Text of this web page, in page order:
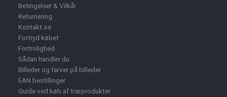
Betingelser & Vilkår
Returnering
Kontakt os
Fortryd købet
Fortrolighed
Sådan handler du
Billeder og farver på billeder
EAN bestillinger
Guide ved køb af træprodukter